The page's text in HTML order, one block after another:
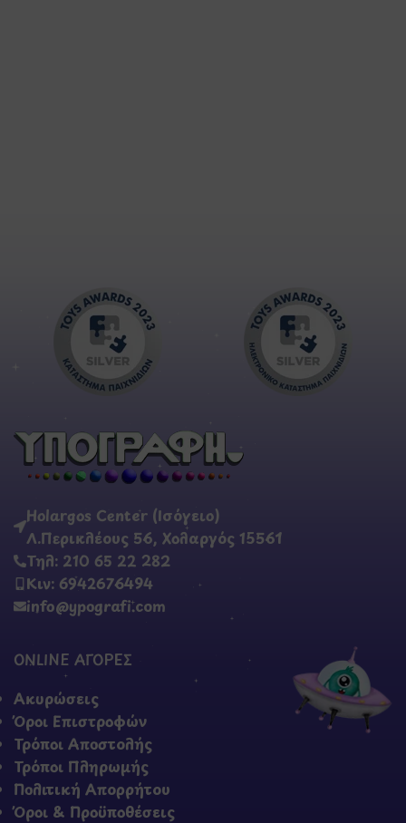
Holargos Center (Ισόγειο)
Λ.Περικλέους 56, Χολαργός 15561
Τηλ: 210 65 22 282
Κιν: 6942676494
info@ypografi.com
ONLINE ΑΓΟΡΕΣ
Ακυρώσεις
Όροι Επιστροφών
Τρόποι Αποστολής
Τρόποι Πληρωμής
Πολιτική Απορρήτου
Όροι & Προϋποθέσεις